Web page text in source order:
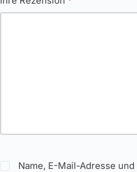
Name, E-Mail-Adresse